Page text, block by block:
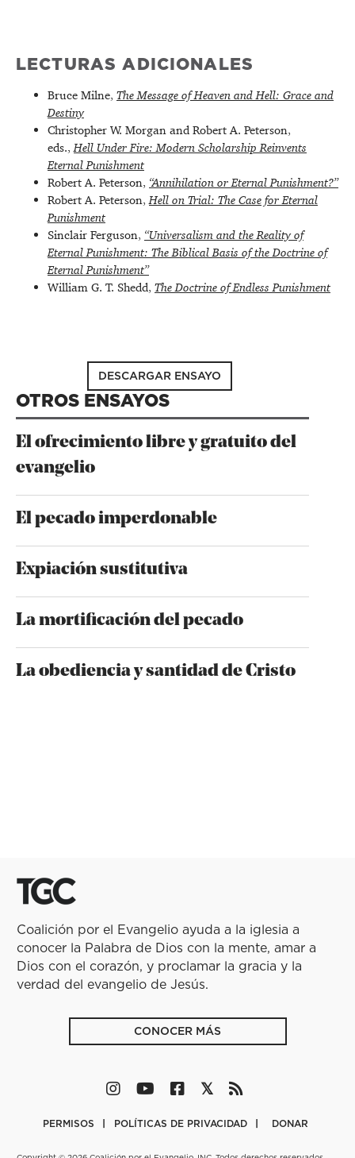
LECTURAS ADICIONALES
Bruce Milne, The Message of Heaven and Hell: Grace and
Destiny
Christopher W. Morgan and Robert A. Peterson,
eds.,Hell Under Fire: Modern Scholarship Reinvents
Eternal Punishment
Robert A. Peterson, “Annihilation or Eternal Punishment?”
Robert A. Peterson,Hell on Trial: The Case for Eternal
Punishment
Sinclair Ferguson, “Universalism and the Reality of
Eternal Punishment: The Biblical Basis of the Doctrine of
Eternal Punishment”
William G. T. Shedd, The Doctrine of Endless Punishment
DESCARGAR ENSAYO
OTROS ENSAYOS
El ofrecimiento libre y gratuito del
evangelio
El pecado imperdonable
Expiación sustitutiva
La mortificación del pecado
La obediencia y santidad de Cristo
Coalición por el Evangelio ayuda a la iglesia a
conocer la Palabra de Dios con la mente, amar a
Dios con el corazón, y proclamar la gracia y la
verdad del evangelio de Jesús.
CONOCER MÁS
PERMISOS POLÍTICAS DE PRIVACIDAD DONAR